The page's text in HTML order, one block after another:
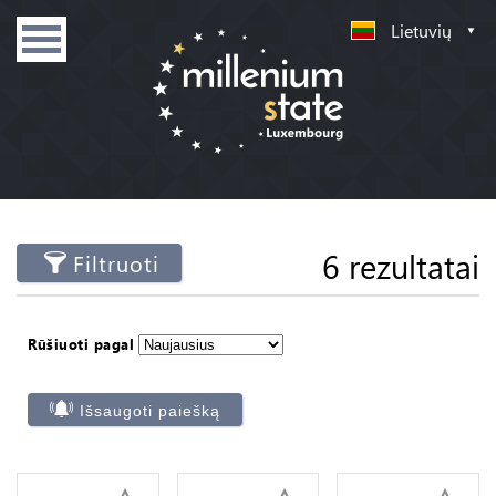
Lietuvių
Filtruoti 6 rezultatai
Rūšiuoti pagal
Išsaugoti paiešką